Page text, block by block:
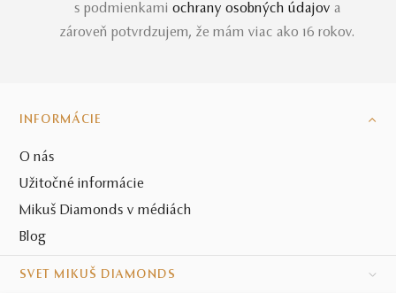
s podmienkami ochrany osobných údajov a
zároveň potvrdzujem, že mám viac ako 16 rokov.
INFORMÁCIE
O nás
Užitočné informácie
Mikuš Diamonds v médiách
Blog
SVET MIKUŠ DIAMONDS